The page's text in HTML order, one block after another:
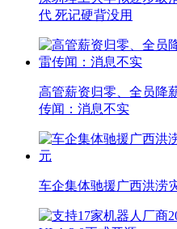
代 死记硬背没用
高管薪资归零、全员降
传闻：消息不实
车企集体驰援广西洪涝